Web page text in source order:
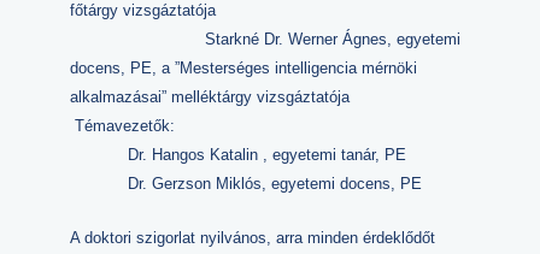
főtárgy vizsgáztatója
Starkné Dr. Werner Ágnes, egyetemi
docens, PE, a ”Mesterséges intelligencia mérnöki
alkalmazásai” melléktárgy vizsgáztatója
Témavezetők:
Dr. Hangos Katalin , egyetemi tanár, PE
Dr. Gerzson Miklós, egyetemi docens, PE
A doktori szigorlat nyilvános, arra minden érdeklődőt